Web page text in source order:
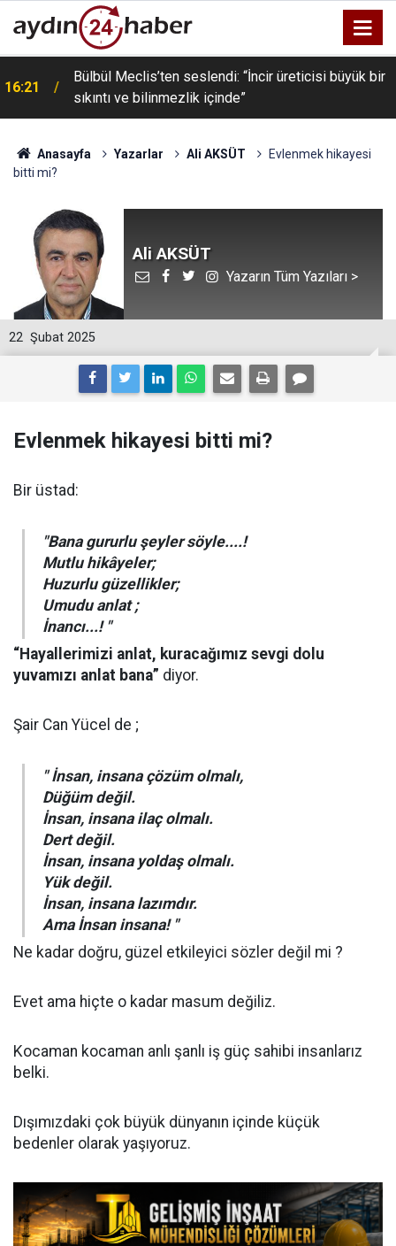
16:21
Bülbül Meclis’ten seslendi: “İncir üreticisi büyük bir
sıkıntı ve bilinmezlik içinde”
Anasayfa Yazarlar Ali AKSÜT
Evlenmek hikayesi
bitti mi?
Ali AKSÜT
Yazarın Tüm Yazıları >
22 Şubat 2025
Evlenmek hikayesi bitti mi?
Bir üstad:
"Bana gururlu şeyler söyle....!
Mutlu hikâyeler;
Huzurlu güzellikler;
Umudu anlat ;
İnancı...! "
“Hayallerimizi anlat, kuracağımız sevgi dolu
yuvamızı anlat bana” diyor.
Şair Can Yücel de ;
" İnsan, insana çözüm olmalı,
Düğüm değil.
İnsan, insana ilaç olmalı.
Dert değil.
İnsan, insana yoldaş olmalı.
Yük değil.
İnsan, insana lazımdır.
Ama İnsan insana! "
Ne kadar doğru, güzel etkileyici sözler değil mi ?
Evet ama hiçte o kadar masum değiliz.
Kocaman kocaman anlı şanlı iş güç sahibi insanlarız
belki.
Dışımızdaki çok büyük dünyanın içinde küçük
bedenler olarak yaşıyoruz.